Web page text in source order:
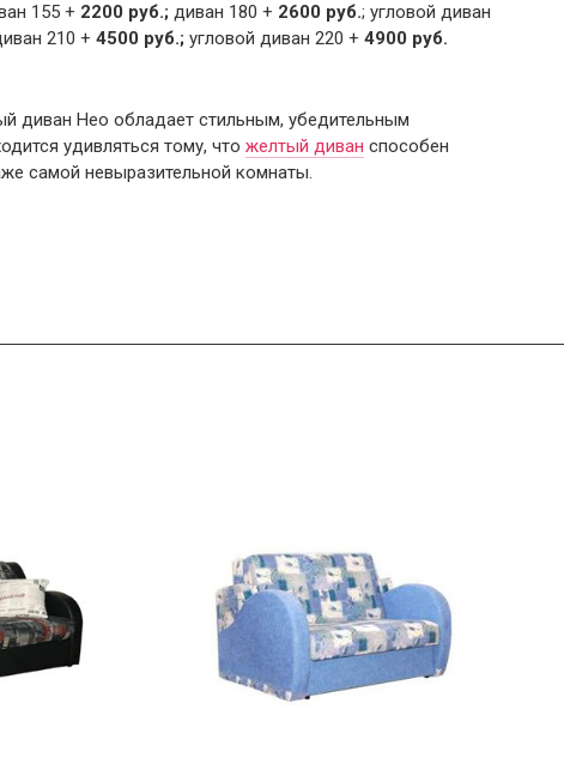
155 + 2200 руб.; диван 180 + 2600 руб.; угловой диван
210 + 4500 руб.; угловой диван 220 + 4900 руб.
диван Нео обладает стильным, убедительным
удивляться тому, что желтый диван способен
самой невыразительной комнаты.